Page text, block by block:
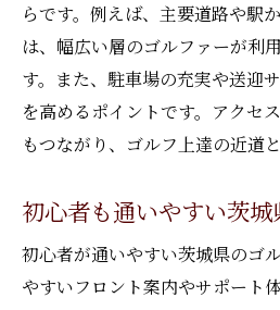
らです。例えば、主要道路や駅
は、幅広い層のゴルファーが利
す。また、駐車場の充実や送迎
を高めるポイントです。アクセ
もつながり、ゴルフ上達の近道と
初心者も通いやすい茨
初心者が通いやすい茨城県のゴ
やすいフロント案内やサポート